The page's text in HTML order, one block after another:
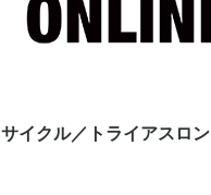
サイクル／トライアスロン